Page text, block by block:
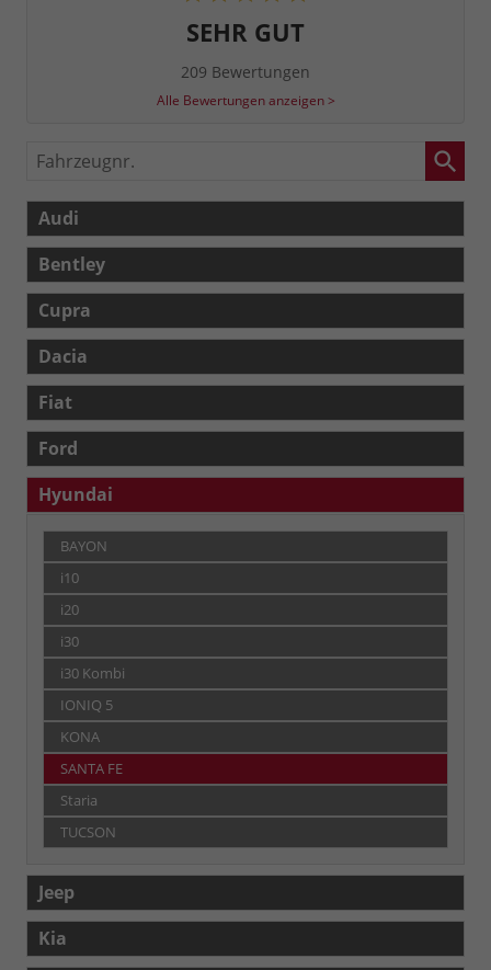
SEHR GUT
209 Bewertungen
Alle Bewertungen anzeigen >
Fahrzeugnr.
Audi
Bentley
Cupra
Dacia
Fiat
Ford
Hyundai
BAYON
i10
i20
i30
i30 Kombi
IONIQ 5
KONA
SANTA FE
Staria
TUCSON
Jeep
Kia